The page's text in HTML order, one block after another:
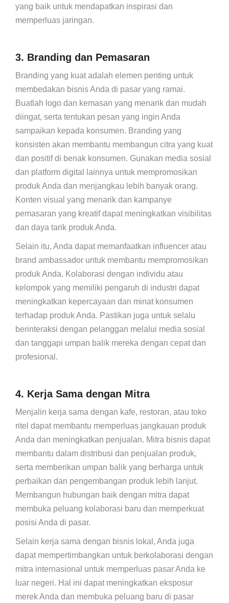
yang baik untuk mendapatkan inspirasi dan
memperluas jaringan.
3. Branding dan Pemasaran
Branding yang kuat adalah elemen penting untuk
membedakan bisnis Anda di pasar yang ramai.
Buatlah logo dan kemasan yang menarik dan mudah
diingat, serta tentukan pesan yang ingin Anda
sampaikan kepada konsumen. Branding yang
konsisten akan membantu membangun citra yang kuat
dan positif di benak konsumen. Gunakan media sosial
dan platform digital lainnya untuk mempromosikan
produk Anda dan menjangkau lebih banyak orang.
Konten visual yang menarik dan kampanye
pemasaran yang kreatif dapat meningkatkan visibilitas
dan daya tarik produk Anda.
Selain itu, Anda dapat memanfaatkan influencer atau
brand ambassador untuk membantu mempromosikan
produk Anda. Kolaborasi dengan individu atau
kelompok yang memiliki pengaruh di industri dapat
meningkatkan kepercayaan dan minat konsumen
terhadap produk Anda. Pastikan juga untuk selalu
berinteraksi dengan pelanggan melalui media sosial
dan tanggapi umpan balik mereka dengan cepat dan
profesional.
4. Kerja Sama dengan Mitra
Menjalin kerja sama dengan kafe, restoran, atau toko
ritel dapat membantu memperluas jangkauan produk
Anda dan meningkatkan penjualan. Mitra bisnis dapat
membantu dalam distribusi dan penjualan produk,
serta memberikan umpan balik yang berharga untuk
perbaikan dan pengembangan produk lebih lanjut.
Membangun hubungan baik dengan mitra dapat
membuka peluang kolaborasi baru dan memperkuat
posisi Anda di pasar.
Selain kerja sama dengan bisnis lokal, Anda juga
dapat mempertimbangkan untuk berkolaborasi dengan
mitra internasional untuk memperluas pasar Anda ke
luar negeri. Hal ini dapat meningkatkan eksposur
merek Anda dan membuka peluang baru di pasar